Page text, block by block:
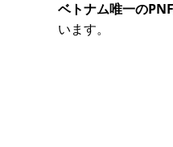
ベトナム唯一の
います。